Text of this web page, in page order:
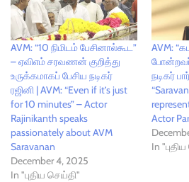
AVM: “10 நிமிடம் பேசினால்கூட”
– ஏவிஎம் சரவணன் குறித்து
உருக்கமாகப் பேசிய நடிகர்
ரஜினி | AVM: “Even if it’s just
for 10 minutes” – Actor
Rajinikanth speaks
passionately about AVM
Saravanan
December 4, 2025
In "புதிய செய்தி"
AVM:
நடிகர்
Actor
In